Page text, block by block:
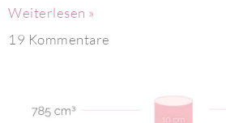
Weiterlesen »
19 Kommentare